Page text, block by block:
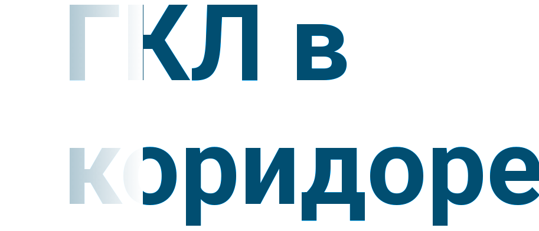
ГКЛ в